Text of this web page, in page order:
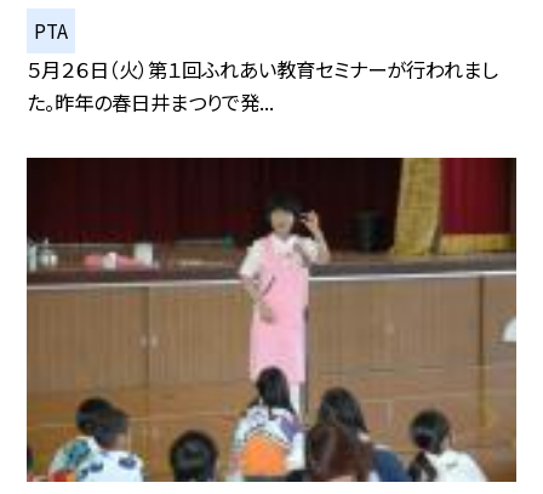
PTA
５月２６日（火）第１回ふれあい教育セミナーが行われまし
た。昨年の春日井まつりで発...